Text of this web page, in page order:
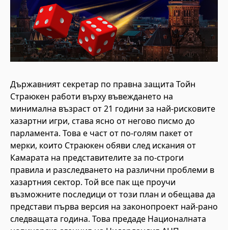
Държавният секретар по правна защита Тойн
Страюкен работи върху въвеждането на
минимална възраст от 21 години за най-рисковите
хазартни игри, става ясно от негово писмо до
парламента. Това е част от по-голям пакет от
мерки, които Страюкен обяви след искания от
Камарата на представителите за по-строги
правила и разследването на различни проблеми в
хазартния сектор. Той все пак ще проучи
възможните последици от този план и обещава да
представи първа версия на законопроект най-рано
следващата година. Това предаде Националната